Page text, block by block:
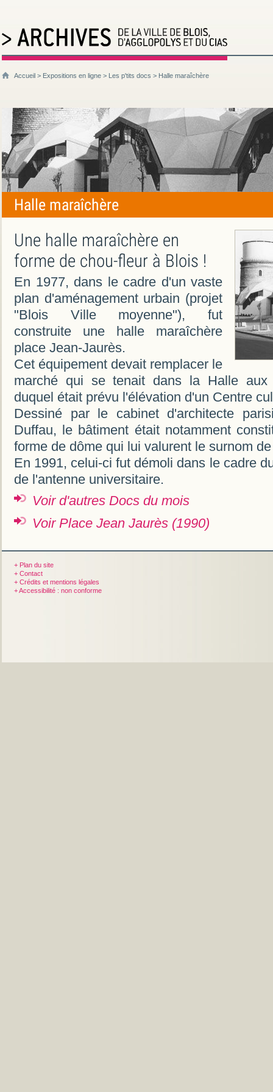
Accueil > Expositions en ligne > Les p'tits docs > Halle maraîchère
Halle maraîchère
Une halle maraîchère en
forme de chou-fleur à Blois !
En 1977, dans le cadre d'un vaste
plan d'aménagement urbain (projet
"Blois Ville moyenne"), fut
construite une halle maraîchère
place Jean-Jaurès.
Cet équipement devait remplacer le
marché qui se tenait dans la Halle aux
duquel était prévu l'élévation d'un Centre
Dessiné par le cabinet d'architecte
Duffau, le bâtiment était notamment
forme de dôme qui lui valurent le surnom
En 1991, celui-ci fut démoli dans le cadre
de l'antenne universitaire.
Voir d'autres Docs du mois
Voir Place Jean Jaurès (1990)
+ Plan du site
+ Contact
+ Crédits et mentions légales
+ Accessibilité : non conforme